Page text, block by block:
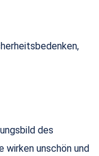
des
wirken unschön und